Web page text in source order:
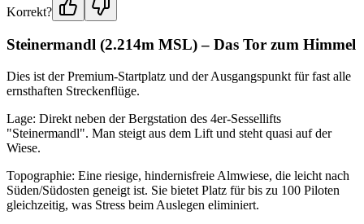
Korrekt?
Steinermandl (2.214m MSL) – Das Tor zum Himmel
Dies ist der Premium-Startplatz und der Ausgangspunkt für fast alle
ernsthaften Streckenflüge.
Lage: Direkt neben der Bergstation des 4er-Sessellifts
"Steinermandl". Man steigt aus dem Lift und steht quasi auf der
Wiese.
Topographie: Eine riesige, hindernisfreie Almwiese, die leicht nach
Süden/Südosten geneigt ist. Sie bietet Platz für bis zu 100 Piloten
gleichzeitig, was Stress beim Auslegen eliminiert.